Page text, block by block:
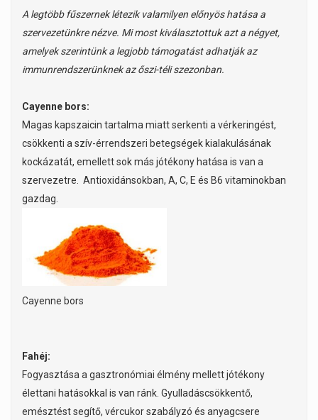
A legtöbb fűszernek létezik valamilyen előnyös hatása a
szervezetünkre nézve. Mi most kiválasztottuk azt a négyet,
amelyek szerintünk a legjobb támogatást adhatják az
immunrendszerünknek az őszi-téli szezonban.
Cayenne bors:
Magas kapszaicin tartalma miatt serkenti a vérkeringést,
csökkenti a szív-érrendszeri betegségek kialakulásának
kockázatát, emellett sok más jótékony hatása is van a
szervezetre. Antioxidánsokban, A, C, E és B6 vitaminokban
gazdag.
Cayenne bors
Fahéj:
Fogyasztása a gasztronómiai élmény mellett jótékony
élettani hatásokkal is van ránk. Gyulladáscsökkentő,
emésztést segítő, vércukor szabályzó és anyagcsere